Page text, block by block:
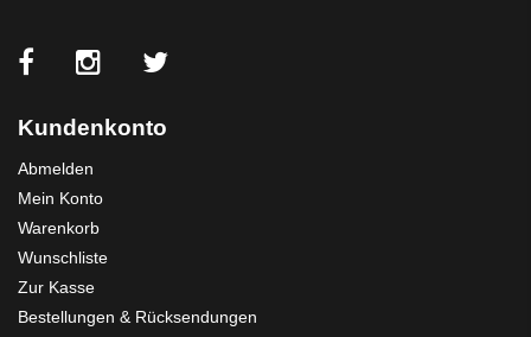
Kundenkonto
Abmelden
Mein Konto
Warenkorb
Wunschliste
Zur Kasse
Bestellungen & Rücksendungen